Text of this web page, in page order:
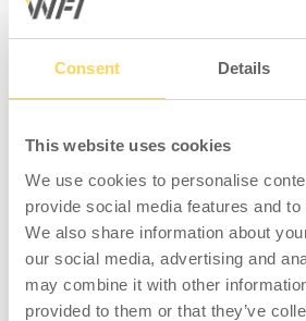
Consent Details
This website uses cookies
We use cookies to personalise
provide social media features and
We also share information about
our social media, advertising and
may combine it with other
provided to them or that they’ve
fötter som gör att det står
ojämna underlag och klarar en
belastning på 500 kg.
nyanser. Den mörka nyansen
Väggskenor i ryggen gör
placera de olika tillbehören
plats.
Skåpet levereras komplett
enligt specifikation.